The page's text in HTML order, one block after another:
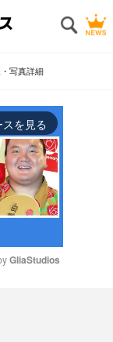
写真詳細
を見る
GliaStudios